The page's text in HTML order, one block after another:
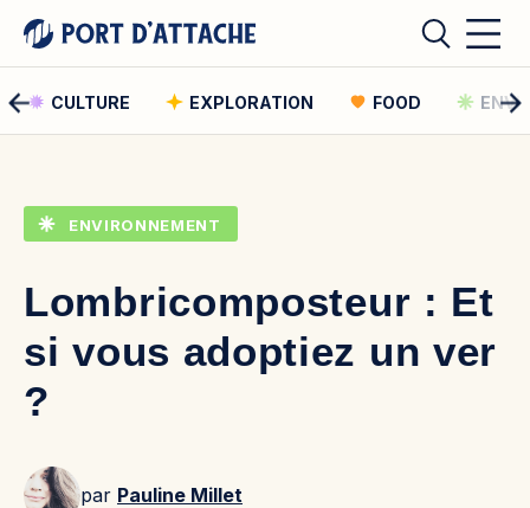
CULTURE EXPLORATION FOOD
Comment pouvons-nous vous aider ?
ENVIRONNEMENT
Lombricomposteur : Et
si vous adoptiez un ver
?
par Pauline Millet